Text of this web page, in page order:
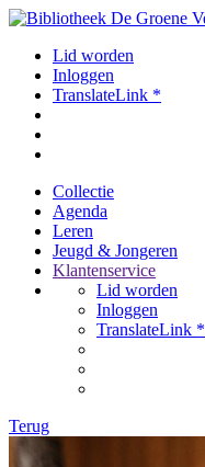
Lid worden
Inloggen
TranslateLink *
Collectie
Agenda
Leren
Jeugd & Jongeren
Klantenservice
Lid worden
Inloggen
TranslateLink *
Terug